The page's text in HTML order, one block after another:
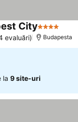
City4 Stele
evaluări) Budapesta
la 9 site-uri